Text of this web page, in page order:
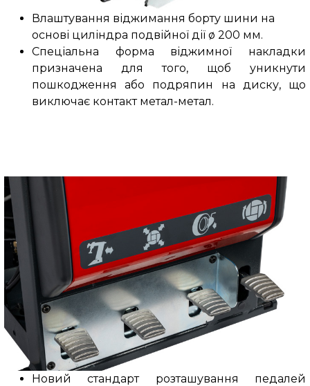
Влаштування віджимання борту шини на
основі циліндра подвійної дії ø 200 мм.
Спеціальна форма віджимної накладки
призначена для того, щоб уникнути
пошкодження або подряпин на диску, що
виключає контакт метал-метал.
Новий стандарт розташування педалей